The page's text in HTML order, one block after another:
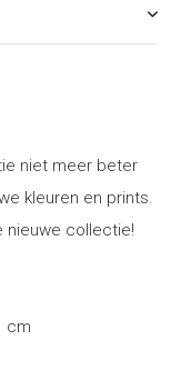
niet meer beter
kleuren en prints.
nieuwe collectie!
cm